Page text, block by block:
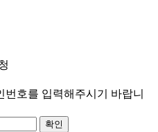
호를 입력해주시기 바랍니
확인